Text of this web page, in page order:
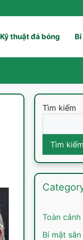
Kỹ thuật đá bóng
Tìm kiếm
Tìm kiếm
Toàn
Bí mật